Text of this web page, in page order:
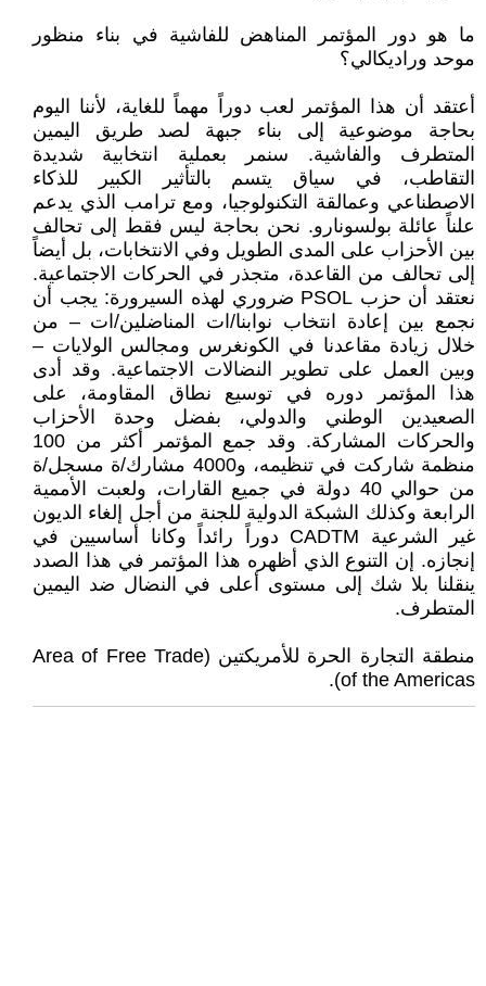
ما هو دور المؤتمر المناهض للفاشية في بناء منظور
موحد وراديكالي؟
أعتقد أن هذا المؤتمر لعب دوراً مهماً للغاية، لأننا اليوم
بحاجة موضوعية إلى بناء جبهة لصد طريق اليمين
المتطرف والفاشية. سنمر بعملية انتخابية شديدة
التقاطب، في سياق يتسم بالتأثير الكبير للذكاء
الاصطناعي وعمالقة التكنولوجيا، ومع ترامب الذي يدعم
علناً عائلة بولسونارو. نحن بحاجة ليس فقط إلى تحالف
بين الأحزاب على المدى الطويل وفي الانتخابات، بل أيضاً
إلى تحالف من القاعدة، متجذر في الحركات الاجتماعية.
نعتقد أن حزب PSOL ضروري لهذه السيرورة: يجب أن
نجمع بين إعادة انتخاب نوابنا/ات المناضلين/ات – من
خلال زيادة مقاعدنا في الكونغرس ومجالس الولايات –
وبين العمل على تطوير النضالات الاجتماعية. وقد أدى
هذا المؤتمر دوره في توسيع نطاق المقاومة، على
الصعيدين الوطني والدولي، بفضل وحدة الأحزاب
والحركات المشاركة. وقد جمع المؤتمر أكثر من 100
منظمة شاركت في تنظيمه، و4000 مشارك/ة مسجل/ة
من حوالي 40 دولة في جميع القارات، ولعبت الأممية
الرابعة وكذلك الشبكة الدولية للجنة من أجل إلغاء الديون
غير الشرعية CADTM دوراً رائداً وكانا أساسيين في
إنجازه. إن التنوع الذي أظهره هذا المؤتمر في هذا الصدد
ينقلنا بلا شك إلى مستوى أعلى في النضال ضد اليمين
المتطرف.
منطقة التجارة الحرة للأمريكتين (Area of Free Trade
of the Americas).